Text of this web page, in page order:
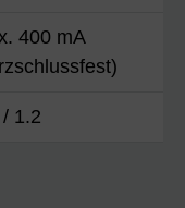
400 mA
1.2